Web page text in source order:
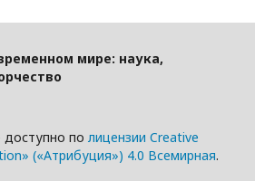
мире: наука,
доступно по лицензии Creative
(«Атрибуция») 4.0 Всемирная.